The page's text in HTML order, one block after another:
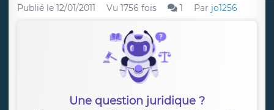
Publié le 12/01/2011 Vu 1756 fois 1 Par jo1256
Une question juridique ?